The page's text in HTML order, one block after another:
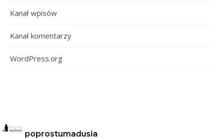
Kanał wpisów
Kanał komentarzy
WordPress.org
poprostumadusia